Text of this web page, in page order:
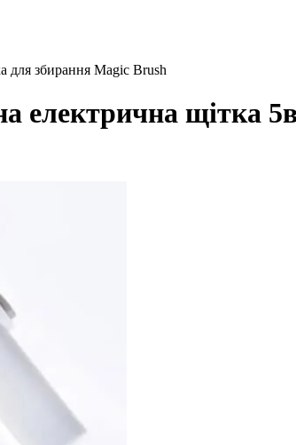
для збирання Magic Brush
електрична щітка